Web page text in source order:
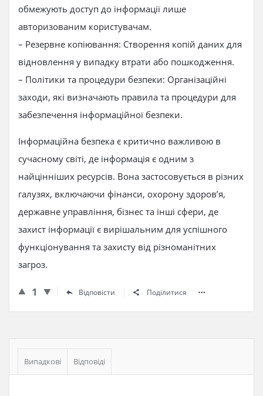
обмежують доступ до інформації лише
авторизованим користувачам.
– Резервне копіювання: Створення копій даних для
відновлення у випадку втрати або пошкодження.
– Політики та процедури безпеки: Організаційні
заходи, які визначають правила та процедури для
забезпечення інформаційної безпеки.
Інформаційна безпека є критично важливою в
сучасному світі, де інформація є одним з
найцінніших ресурсів. Вона застосовується в різних
галузях, включаючи фінанси, охорону здоров’я,
державне управління, бізнес та інші сфери, де
захист інформації є вирішальним для успішного
функціонування та захисту від різноманітних
загроз.
1 Відповісти Поділитися
Бічна
панель
Випадкові Відповіді